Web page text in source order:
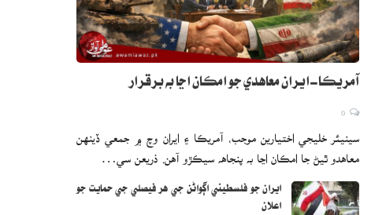
آمريڪا-ايران معاهدي جو امڪان اڃا به برقرار
سينيئر خليجي اختيارين موجب، آمريڪا ۽ ايران وچ ۾ جمعي ڏينهن
معاهدو ٿيڻ جا امڪان اڃا به پنجاهه سيڪڙو آهن. ذريعن سي…
ايران جو فلسطيني اڳواڻن جي هر فيصلي جي حمايت جو
اعلان